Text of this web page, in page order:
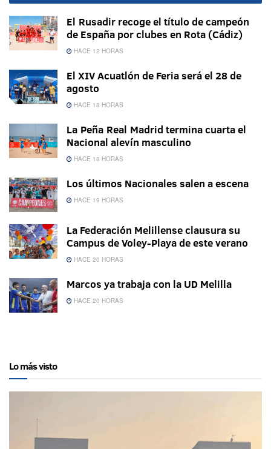
El Rusadir recoge el título de campeón
de España por clubes en Rota (Cádiz)
HACE 12 HORAS
El XIV Acuatlón de Feria será el 28 de
agosto
HACE 18 HORAS
La Peña Real Madrid termina cuarta el
Nacional alevín masculino
HACE 18 HORAS
Los últimos Nacionales salen a escena
HACE 19 HORAS
La Federación Melillense clausura su
Campus de Voley-Playa de este verano
HACE 20 HORAS
Marcos ya trabaja con la UD Melilla
HACE 20 HORAS
Lo más visto